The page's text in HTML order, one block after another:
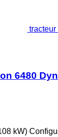
6480
kW)